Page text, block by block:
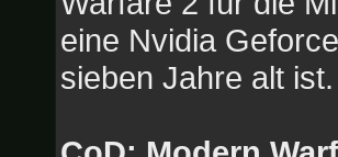
eine Nvidia
sieben Jahre alt ist.